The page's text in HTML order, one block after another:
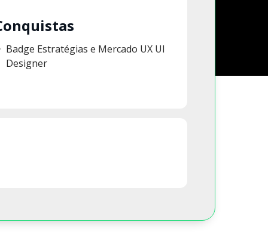
Badge Estratégias e Mercado UX UI
Designer